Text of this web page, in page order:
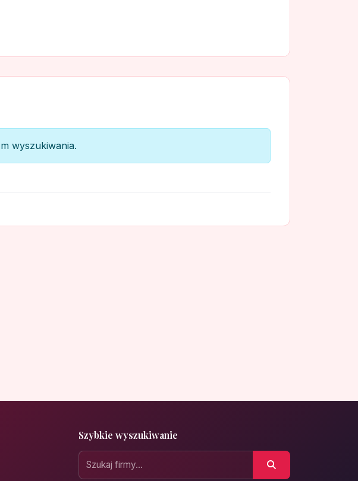
wyszukiwania.
Szybkie wyszukiwanie